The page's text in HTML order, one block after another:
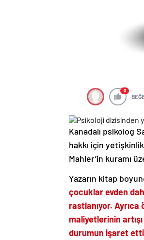
0
Kanadalı psikolog
hakkı için
Mahler’in kuramı
Yazarın kitap
çocuklar evden
rastlanıyor.
maliyetlerinin
durumun işaret